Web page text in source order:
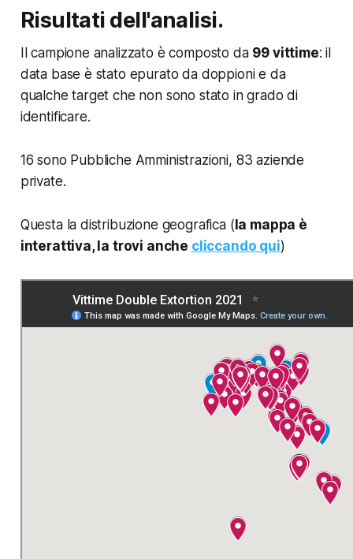
Risultati dell'analisi.
Il campione analizzato è composto da 99 vittime: il
data base è stato epurato da doppioni e da
qualche target che non sono stato in grado di
identificare.
16 sono Pubbliche Amministrazioni, 83 aziende
private.
Questa la distribuzione geografica (la mappa è
interattiva, la trovi anche cliccando qui)